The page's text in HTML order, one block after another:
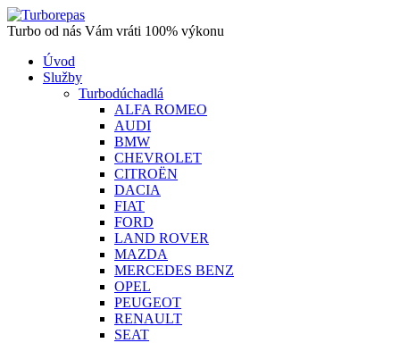
Turbo od nás Vám vráti 100% výkonu
Úvod
Služby
Turbodúchadlá
ALFA ROMEO
AUDI
BMW
CHEVROLET
CITROËN
DACIA
FIAT
FORD
LAND ROVER
MAZDA
MERCEDES BENZ
OPEL
PEUGEOT
RENAULT
SEAT